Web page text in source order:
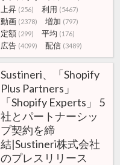
上昇 (256) 利用 (5467)
動画 (2378) 増加 (797)
定額 (299) 平均 (176)
広告 (4099) 配信 (3489)
Sustineri、「Shopify
Plus Partners」
「Shopify Experts」 5
社とパートナーシッ
プ契約を締
結|Sustineri株式会社
のプレスリリース